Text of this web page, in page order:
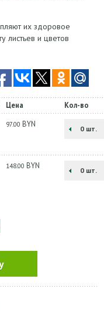
их здоровое
листьев и цветов
Цена Кол-во
97.00 BYN
шт.
148.00 BYN
шт.